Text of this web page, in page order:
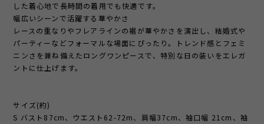
した着心地で長時間の着用でも快適です。
幅広いシーンで活躍する華やかさ
レースの重なりやフレアラインの裾が華やかさを演出し、結婚式や
パーティーなどフォーマルな場面にぴったり。トレンド感とフェミ
ニンさを兼ね備えたロングワンピースで、特別な日の装いをエレガ
ントに仕上げます。
サイズ(約)
S バスト87cm、ウエスト62-72m、肩幅37cm、袖口幅 21cm、袖